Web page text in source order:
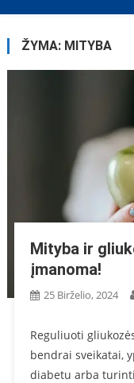
ŽYMA: MITYBA
Mityba ir
įmanoma!
25 Birželio, 2024
Reguliuoti
bendrai sveikatai,
diabetu arba